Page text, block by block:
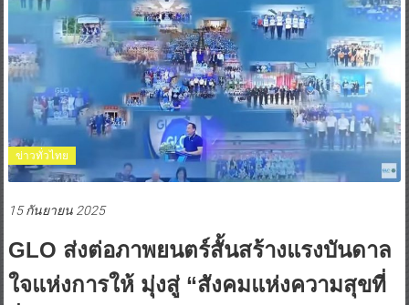
ข่าวทั่วไทย
15 กันยายน 2025
GLO ส่งต่อภาพยนตร์สั้นสร้างแรงบันดาล
ใจแห่งการให้ มุ่งสู่ “สังคมแห่งความสุขที่